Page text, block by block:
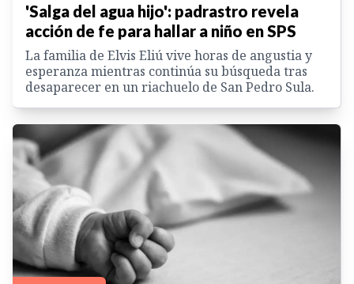
'Salga del agua hijo': padrastro revela
acción de fe para hallar a niño en SPS
La familia de Elvis Eliú vive horas de angustia y
esperanza mientras continúa su búsqueda tras
desaparecer en un riachuelo de San Pedro Sula.